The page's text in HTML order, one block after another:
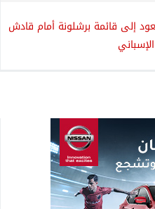
إلى قائمة برشلونة أمام قادش